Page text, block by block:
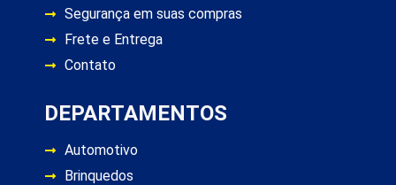
Segurança em suas compras
Frete e Entrega
Contato
DEPARTAMENTOS
Automotivo
Brinquedos